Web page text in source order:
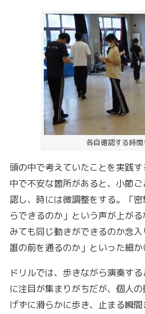
各自確認する時
頭の中で考えていたことを実践
中で不安な箇所があると、小節
認し、時には微調整をする。「
らできるのか」という声が上が
みても同じ動きができるのか念
誰の前を通るのか」といった細か
ドリルでは、歩きながら演奏す
に注目が集まりがちだが、個人
げずに滑らかに歩き、止まる瞬